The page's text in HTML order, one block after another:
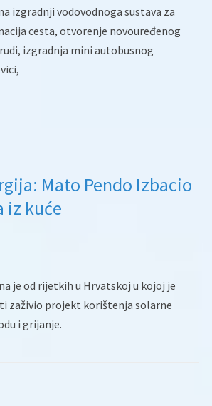
izgradnji vodovodnoga sustava za
cesta, otvorenje novouređenog
izgradnja mini autobusnog
Mato Pendo Izbacio
iz kuće
je od rijetkih u Hrvatskoj u kojoj je
zaživio projekt korištenja solarne
i grijanje.